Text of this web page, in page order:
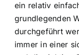
ein relativ
grundlegenden
durchgeführt
immer in einer